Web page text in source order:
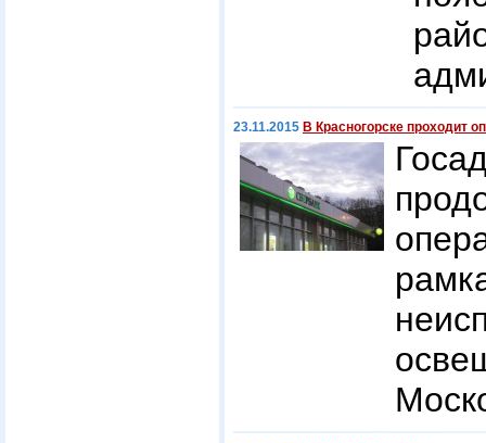
23.11.2015 В Красногорске проходит